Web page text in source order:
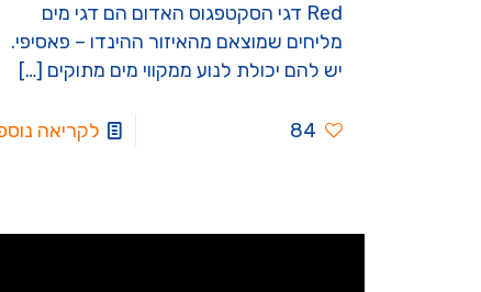
Red דגי הסקטפגוס האדום הם דגי מים
מליחים שמוצאם מהאיזור ההינדו – פאסיפי.
יש להם יכולת לנוע ממקווי מים מתוקים […]
84 לקריאה